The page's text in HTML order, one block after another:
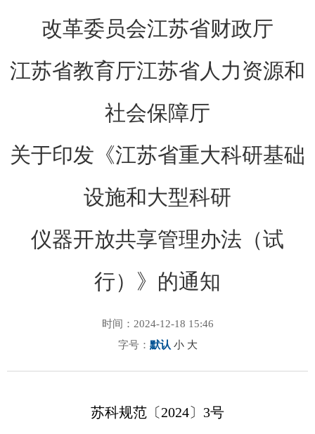
改革委员会江苏省财政厅
江苏省教育厅江苏省人力资源和
社会保障厅
关于印发《江苏省重大科研基础
设施和大型科研
仪器开放共享管理办法（试
行）》的通知
时间：2024-12-18 15:46
字号： 默认 小 大
苏科规范〔2024〕3号